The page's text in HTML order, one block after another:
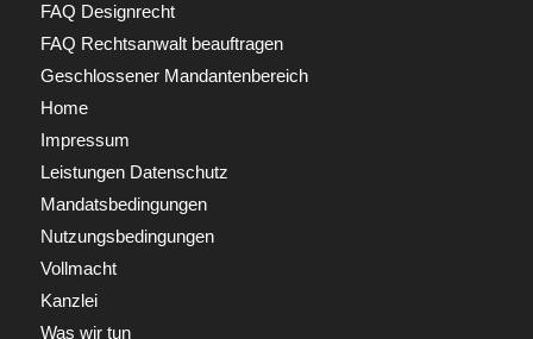
FAQ Designrecht
FAQ Rechtsanwalt beauftragen
Geschlossener Mandantenbereich
Home
Impressum
Leistungen Datenschutz
Mandatsbedingungen
Nutzungsbedingungen
Vollmacht
Kanzlei
Was wir tun